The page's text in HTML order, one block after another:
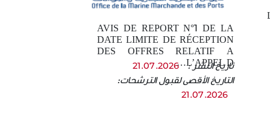
AVIS DE REPORT N°1 DE LA
DATE LIMITE DE RÉCEPTION
DES OFFRES RELATIF A
L’APPEL D…
تاريخ النشر : 21.07.2026
التاريخ الأقصى لقبول الترشحات:
21.07.2026